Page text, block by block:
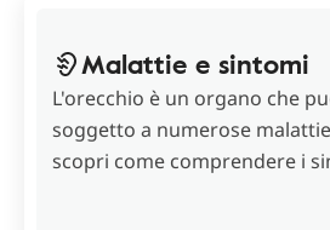
Malattie e sintomi
L'orecchio è un organo che
soggetto a numerose
scopri come comprendere i